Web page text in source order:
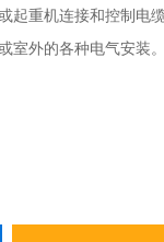
起重机连接和控制电
室外的各种电气安装。